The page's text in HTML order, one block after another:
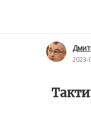
2023-